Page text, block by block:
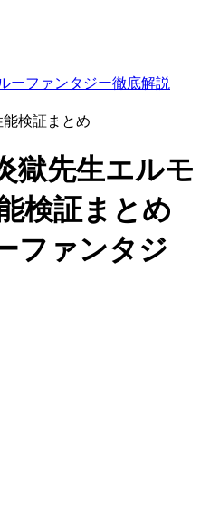
ーファンタジー徹底解説
検証まとめ
獄先生エルモ
検証まとめ
ファンタジ